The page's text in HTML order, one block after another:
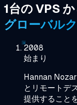
1台の VPS
グローバル
2008
始まり
Hannan
とリモートデ
提供すること